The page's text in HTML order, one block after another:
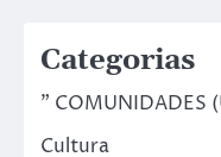
Categorias
" COMUNIDADES
Cultura